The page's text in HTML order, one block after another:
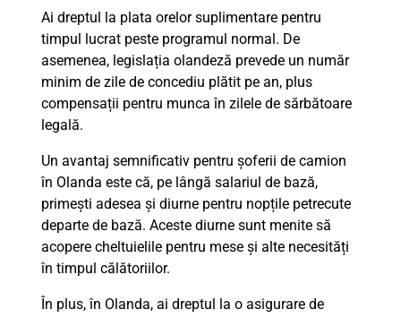
Ai dreptul la plata orelor suplimentare pentru
timpul lucrat peste programul normal. De
asemenea, legislația olandeză prevede un număr
minim de zile de concediu plătit pe an, plus
compensații pentru munca în zilele de sărbătoare
legală.
Un avantaj semnificativ pentru șoferii de camion
în Olanda este că, pe lângă salariul de bază,
primești adesea și diurne pentru nopțile petrecute
departe de bază. Aceste diurne sunt menite să
acopere cheltuielile pentru mese și alte necesități
în timpul călătoriilor.
În plus, în Olanda, ai dreptul la o asigurare de